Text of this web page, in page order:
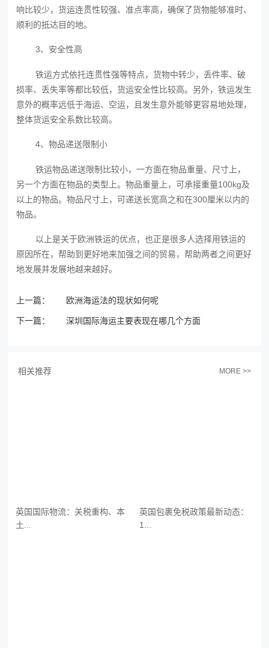
响比较少，货运连贯性较强、准点率高，确保了货物能够准时、
顺利的抵达目的地。
3、安全性高
铁运方式依托连贯性强等特点，货物中转少，丢件率、破
损率、丢失率等都比较低，货运安全性比较高。另外，铁运发生
意外的概率远低于海运、空运，且发生意外能够更容易地处理，
整体货运安全系数比较高。
4、物品递送限制小
铁运物品递送限制比较小，一方面在物品重量、尺寸上，
另一个方面在物品的类型上。物品重量上，可承接重量100kg及
以上的物品。物品尺寸上，可递送长宽高之和在300厘米以内的
物品。
以上是关于欧洲铁运‍的优点，也正是很多人选择用铁运的
原因所在，帮助到更好地来加强之间的贸易，帮助两者之间更好
地发展并发展地越来越好。
上一篇： 欧洲海运法的现状如何呢
下一篇： 深圳国际海运主要表现在哪几个方面
相关推荐 MORE >>
英国国际物流：关税重构、本
土...
英国包裹免税政策最新动态：
1...